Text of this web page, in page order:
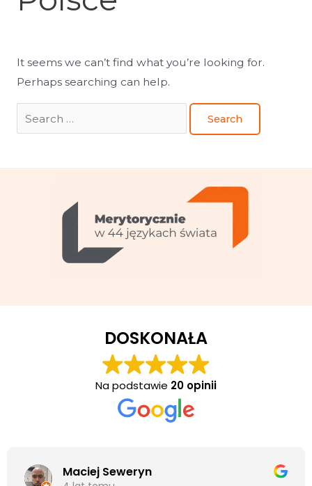
It seems we can’t find what you’re looking for.
Perhaps searching can help.
DOSKONAŁA
Na podstawie 20 opinii
Maciej Seweryn